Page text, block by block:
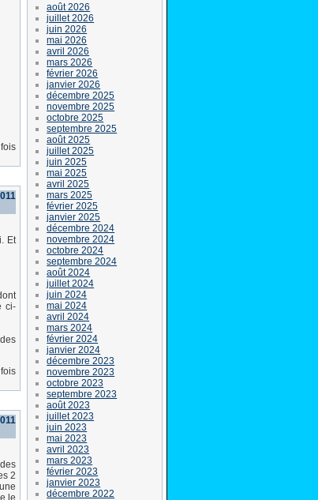
Et
ci-
2
le
août 2026
juillet 2026
juin 2026
mai 2026
avril 2026
mars 2026
février 2026
janvier 2026
décembre 2025
novembre 2025
octobre 2025
septembre 2025
août 2025
juillet 2025
juin 2025
mai 2025
avril 2025
mars 2025
février 2025
janvier 2025
décembre 2024
novembre 2024
octobre 2024
septembre 2024
août 2024
juillet 2024
juin 2024
mai 2024
avril 2024
mars 2024
février 2024
janvier 2024
décembre 2023
novembre 2023
octobre 2023
septembre 2023
août 2023
juillet 2023
juin 2023
mai 2023
avril 2023
mars 2023
février 2023
janvier 2023
décembre 2022